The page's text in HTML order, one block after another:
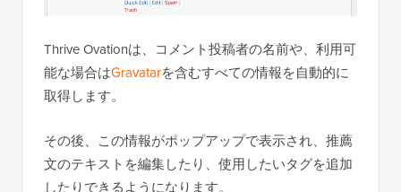
Thrive Ovationは、コメント投稿者の名前や、利用可
能な場合はGravatarを含むすべての情報を自動的に
取得します。
その後、この情報がポップアップで表示され、推薦
文のテキストを編集したり、使用したいタグを追加
したりできるようになります。